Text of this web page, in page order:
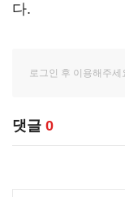
다.
댓글 0